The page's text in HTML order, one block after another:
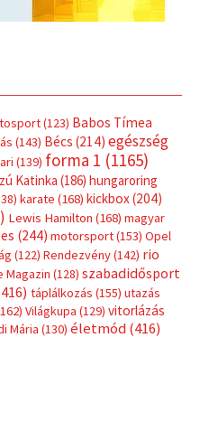
(123) Babos Tímea
(143) Bécs (214) egészség
(139) forma 1 (1165)
Katinka (186) hungaroring
karate (168) kickbox(204)
Lewis Hamilton (168) magyar
(244) motorsport(153) Opel
(122) Rendezvény(142) rio
Magazin (128) szabadidősport
táplálkozás (155) utazás
Világkupa (129) vitorlázás
Mária (130) életmód(416)